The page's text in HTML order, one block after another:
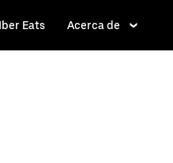
Eats Acerca de